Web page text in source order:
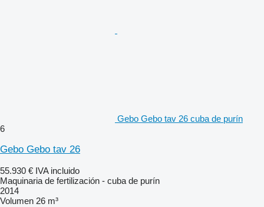
Gebo Gebo tav 26 cuba de purín
6
Gebo Gebo tav 26
55.930 € IVA incluido
Maquinaria de fertilización - cuba de purín
2014
Volumen 26 m³